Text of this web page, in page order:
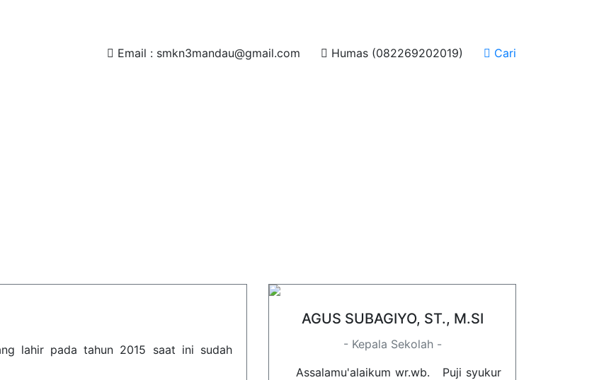
Email : smkn3mandau@gmail.com Humas (082269202019) Cari
lahir pada tahun 2015 saat ini sudah
AGUS SUBAGIYO, ST., M.SI
- Kepala Sekolah -
Assalamu'alaikum wr.wb. Puji syukur